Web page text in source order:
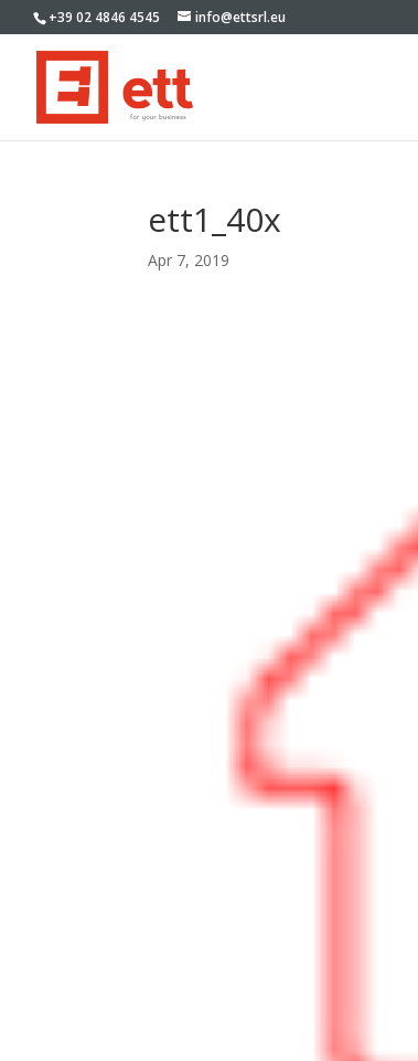
+39 02 4846 4545 info@ettsrl.eu
ett1_40x
Apr 7, 2019